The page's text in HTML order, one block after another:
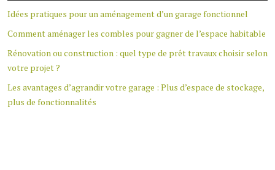
Idées pratiques pour un aménagement d’un garage fonctionnel
Comment aménager les combles pour gagner de l’espace habitable
Rénovation ou construction : quel type de prêt travaux choisir selon
votre projet ?
Les avantages d’agrandir votre garage : Plus d’espace de stockage,
plus de fonctionnalités